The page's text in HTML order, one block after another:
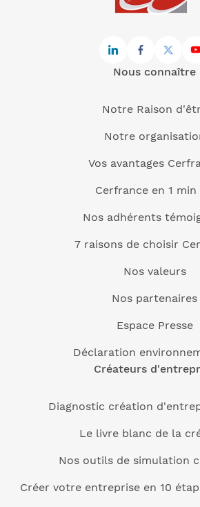
Nous connaître
Notre Raison
Notre
Vos avantages
Cerfrance en 1 min
Nos adhérents
7 raisons de choisir
Nos valeurs
Nos partenaires
Espace Presse
Déclaration
Créateurs
Diagnostic création
Le livre blanc de la
Nos outils de simulation
Créer votre entreprise en 10